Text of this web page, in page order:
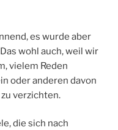
es wurde aber
wohl auch, weil wir
vielem Reden
oder anderen davon
verzichten.
die sich nach